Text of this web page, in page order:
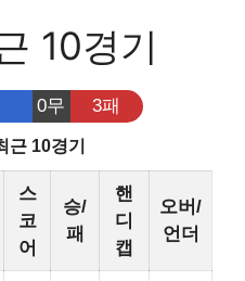
10경기
0무 3패
근 10경기
스
코
어
승/
패
핸
디
캡
오버/
언더